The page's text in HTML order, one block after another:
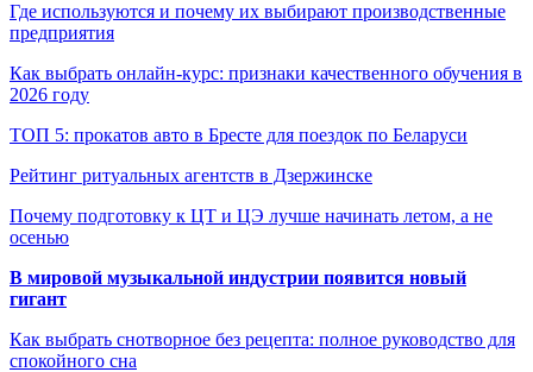
Где используются и почему их выбирают производственные
предприятия
Как выбрать онлайн-курс: признаки качественного обучения в
2026 году
ТОП 5: прокатов авто в Бресте для поездок по Беларуси
Рейтинг ритуальных агентств в Дзержинске
Почему подготовку к ЦТ и ЦЭ лучше начинать летом, а не
осенью
В мировой музыкальной индустрии появится новый
гигант
Как выбрать снотворное без рецепта: полное руководство для
спокойного сна